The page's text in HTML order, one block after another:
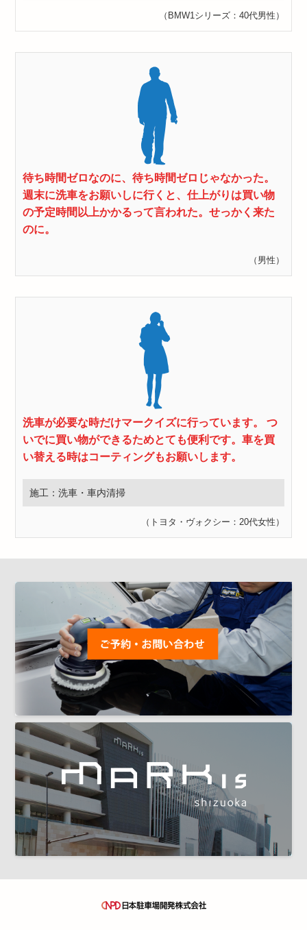
（BMW1シリーズ：40代男性）
待ち時間ゼロなのに、待ち時間ゼロじゃなかった。
週末に洗車をお願いしに行くと、仕上がりは買い物
の予定時間以上かかるって言われた。せっかく来た
のに。
（男性）
洗車が必要な時だけマークイズに行っています。 つ
いでに買い物ができるためとても便利です。車を買
い替える時はコーティングもお願いします。
施工：洗車・車内清掃
（トヨタ・ヴォクシー：20代女性）